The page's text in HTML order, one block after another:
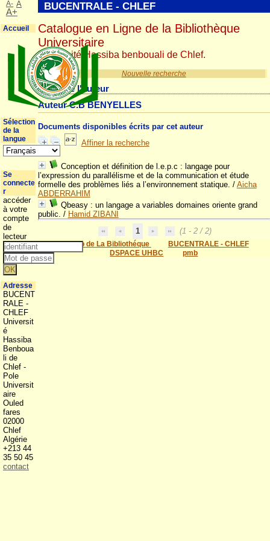
Nouvelle recherche
Détail de l'auteur
Auteur C.B BENYELLES
Documents disponibles écrits par cet auteur
Affiner la recherche
Conception et définition de l.e.p.c : langage pour
l’expression du parallélisme et de la communication et étude
formelle des problèmes liés a l’environnement statique. / Aicha
ABDERRAHIM
Qbeasy : un langage a variables domaines oriente grand
public. / Hamid ZIBANI
1
(1 - 2 / 2)
Site Web de La Bibliothéque
BUCENTRALE - CHLEF
DSPACE UHBC
pmb
BUCENTRALE - CHLEF
Catalogue en Ligne de la Bibliothèque
Universitaire
Université Hassiba benbouali de Chlef.
A- A
A+
Accueil
Sélection
de la
langue
Se
connecte
r
accéder
à votre
compte
de
lecteur
Adresse
BUCENT
RALE -
CHLEF
Universit
é
Hassiba
Benboua
li de
Chlef -
Pole
Universit
aire
Ouled
fares
02000
Chlef
Algérie
+213 44
35 50 45
contact